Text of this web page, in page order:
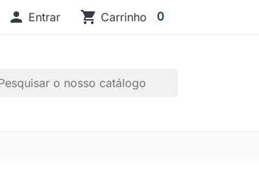
 Entrar shopping_cart Carrinho 0